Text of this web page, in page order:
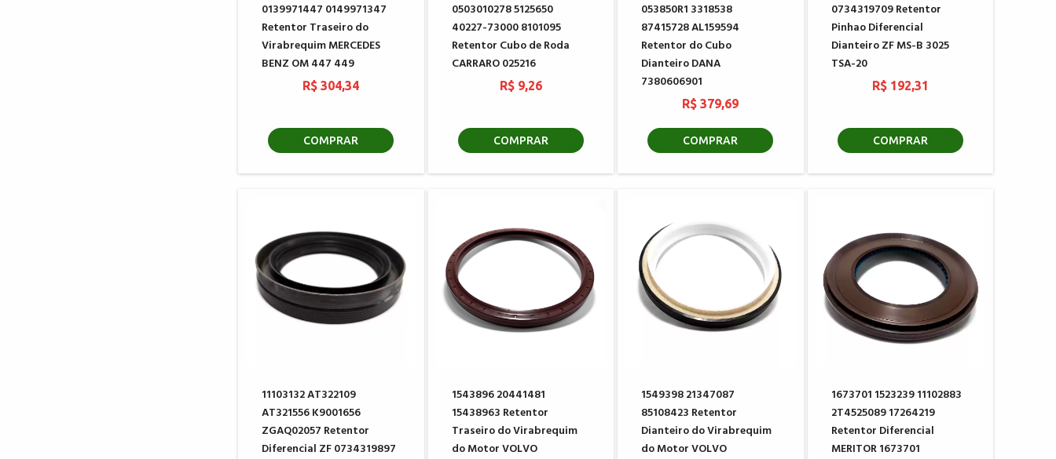
0139971447 0149971347
Retentor Traseiro do
Virabrequim MERCEDES
BENZ OM 447 449
R$ 304,34
COMPRAR
0503010278 5125650
40227-73000 8101095
Retentor Cubo de Roda
CARRARO 025216
R$ 9,26
COMPRAR
053850R1 3318538
87415728 AL159594
Retentor do Cubo
Dianteiro DANA
7380606901
R$ 379,69
COMPRAR
0734319709 Retentor
Pinhao Diferencial
Dianteiro ZF MS-B 3025
TSA-20
R$ 192,31
COMPRAR
11103132 AT322109
AT321556 K9001656
ZGAQ02057 Retentor
Diferencial ZF 0734319897
1543896 20441481
15438963 Retentor
Traseiro do Virabrequim
do Motor VOLVO
1549398 21347087
85108423 Retentor
Dianteiro do Virabrequim
do Motor VOLVO
1673701 1523239 11102883
2T4525089 17264219
Retentor Diferencial
MERITOR 1673701